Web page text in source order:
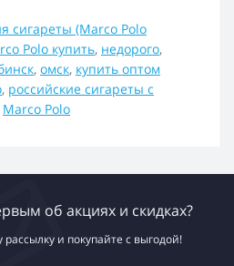
сигареты (Marco Polo
Polo купить, недорого,
, омск, купить оптом
, российские сигареты с
Marco Polo
об акциях и скидках?
и покупайте с выгодой!